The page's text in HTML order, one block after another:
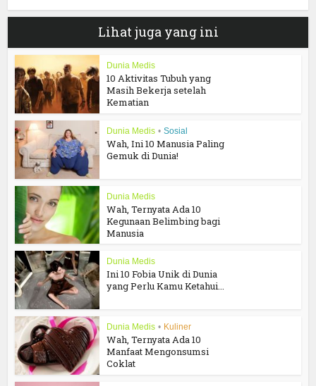
Lihat juga yang ini
Dunia Medis
10 Aktivitas Tubuh yang
Masih Bekerja setelah
Kematian
Dunia Medis • Sosial
Wah, Ini 10 Manusia Paling
Gemuk di Dunia!
Dunia Medis
Wah, Ternyata Ada 10
Kegunaan Belimbing bagi
Manusia
Dunia Medis
Ini 10 Fobia Unik di Dunia
yang Perlu Kamu Ketahui...
Dunia Medis • Kuliner
Wah, Ternyata Ada 10
Manfaat Mengonsumsi
Coklat